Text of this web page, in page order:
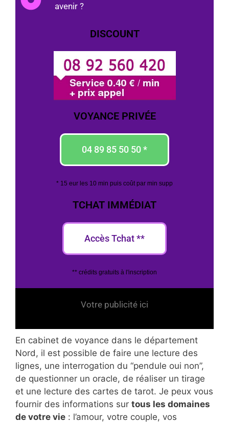
avenir ?
DISCOUNT
VOYANCE PRIVÉE
04 89 85 50 50 *
* 15 eur les 10 min puis coût par min supp
TCHAT IMMÉDIAT
Accès Tchat **
** crédits gratuits à l'inscription
Votre publicité ici
En cabinet de voyance dans le département
Nord, il est possible de faire une lecture des
lignes, une interrogation du “pendule oui non”,
de questionner un oracle, de réaliser un tirage
et une lecture des cartes de tarot. Je peux vous
fournir des informations sur tous les domaines
de votre vie : l’amour, votre couple, vos